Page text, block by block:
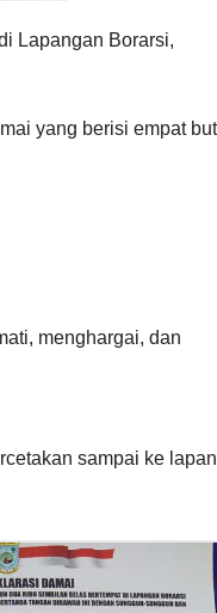
Lapangan Borarsi,
yang berisi empat
menghargai, dan
sampai ke